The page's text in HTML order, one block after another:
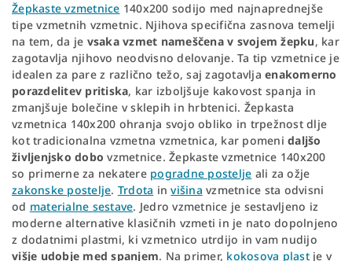
Žepkaste vzmetnice 140x200 sodijo med najnaprednejše
tipe vzmetnih vzmetnic. Njihova specifična zasnova temelji
na tem, da je vsaka vzmet nameščena v svojem žepku, kar
zagotavlja njihovo neodvisno delovanje. Ta tip vzmetnice je
idealen za pare z različno težo, saj zagotavlja enakomerno
porazdelitev pritiska, kar izboljšuje kakovost spanja in
zmanjšuje bolečine v sklepih in hrbtenici. Žepkasta
vzmetnica 140x200 ohranja svojo obliko in trpežnost dlje
kot tradicionalna vzmetna vzmetnica, kar pomeni daljšo
življenjsko dobo vzmetnice. Žepkaste vzmetnice 140x200
so primerne za nekatere pogradne postelje ali za ožje
zakonske postelje. Trdota invišina vzmetnice sta odvisni
od materialne sestave. Jedro vzmetnice je sestavljeno iz
moderne alternative klasičnih vzmeti in je nato dopolnjeno
z dodatnimi plastmi, ki vzmetnico utrdijo in vam nudijo
višje udobje med spanjem. Na primer, kokosova plastje v